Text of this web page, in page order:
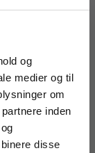
og
medier og til
om
inden
disse
varer eller på